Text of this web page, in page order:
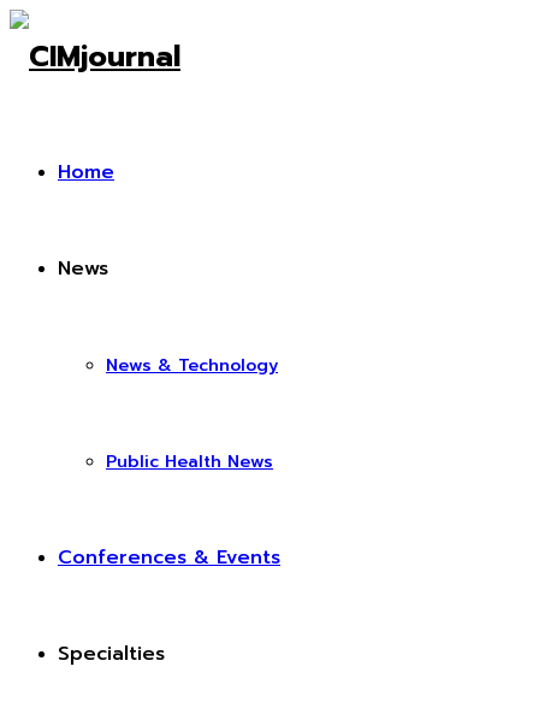
Home
News
News & Technology
Public Health News
Conferences & Events
Specialties